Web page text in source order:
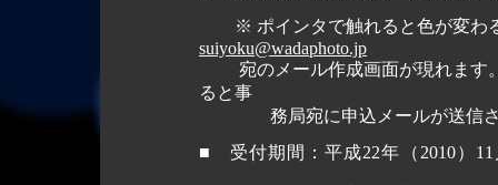
※ ポインタで触れると色が変わ
suiyoku@wadaphoto.jp
宛のメール作成画面が現れます。
ると事
務局宛に申込メールが送信さ
■ 受付期間： 平成22年（2010）